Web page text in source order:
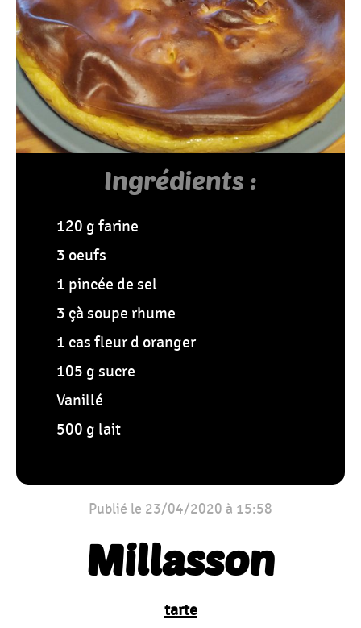
Tous
Les
Articles
Ingrédients :
120 g farine
3 oeufs
1 pincée de sel
3 çà soupe rhume
1 cas fleur d oranger
105 g sucre
Vanillé
500 g lait
Publié le 23/04/2020 à 15:58
Millasson
tarte